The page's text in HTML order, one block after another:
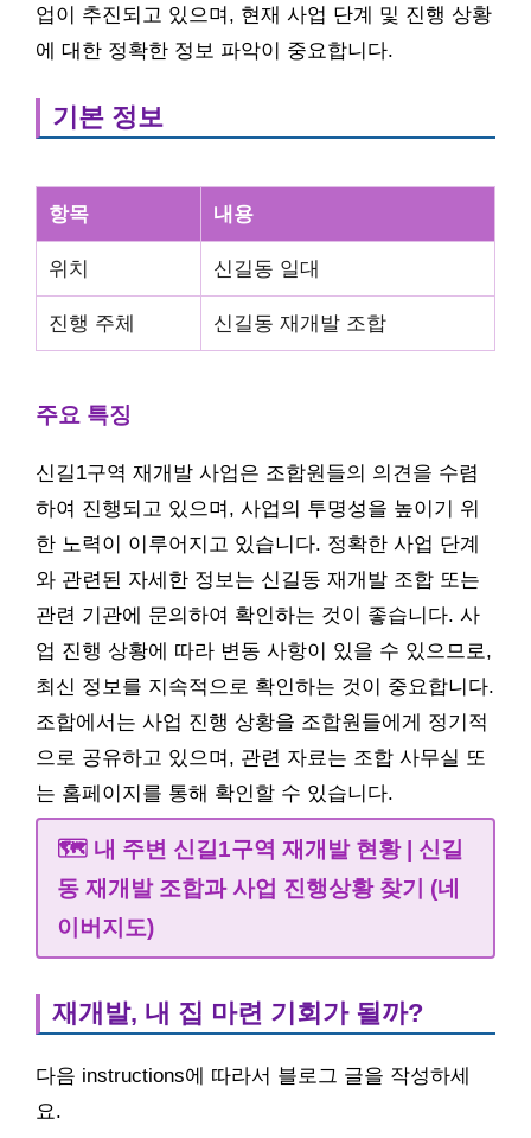
업이 추진되고 있으며, 현재 사업 단계 및 진행 상황
에 대한 정확한 정보 파악이 중요합니다.
기본 정보
항목 내용
위치 신길동 일대
진행 주체 신길동 재개발 조합
주요 특징
신길1구역 재개발 사업은 조합원들의 의견을 수렴
하여 진행되고 있으며, 사업의 투명성을 높이기 위
한 노력이 이루어지고 있습니다. 정확한 사업 단계
와 관련된 자세한 정보는 신길동 재개발 조합 또는
관련 기관에 문의하여 확인하는 것이 좋습니다. 사
업 진행 상황에 따라 변동 사항이 있을 수 있으므로,
최신 정보를 지속적으로 확인하는 것이 중요합니다.
조합에서는 사업 진행 상황을 조합원들에게 정기적
으로 공유하고 있으며, 관련 자료는 조합 사무실 또
는 홈페이지를 통해 확인할 수 있습니다.
🗺️ 내 주변 신길1구역 재개발 현황 | 신길
동 재개발 조합과 사업 진행상황 찾기 (네
이버지도)
재개발, 내 집 마련 기회가 될까?
다음 instructions에 따라서 블로그 글을 작성하세
요.